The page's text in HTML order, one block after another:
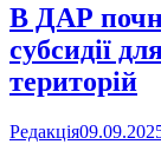
В ДАР
субсидії
територій
Редакція